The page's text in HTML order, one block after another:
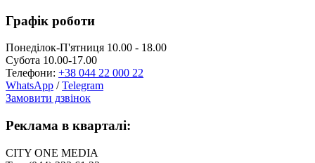
Графік роботи
Понеділок-П'ятниця 10.00 - 18.00
Субота 10.00-17.00
Телефони: +38 044 22 000 22
WhatsApp /Telegram
Замовити дзвінок
Реклама в кварталі:
CITY ONE MEDIA